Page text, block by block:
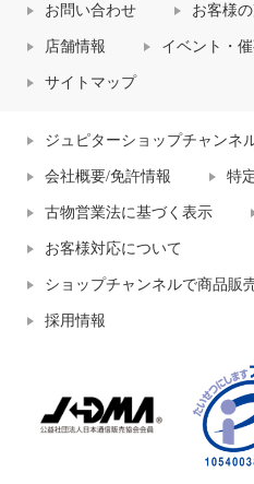
お問い合わせ お客様
店舗情報 イベント・
サイトマップ
ジュピターショップチャンネ
会社概要/免許情報 特
古物営業法に基づく表示
お客様対応について
ショップチャンネルで商品販
採用情報